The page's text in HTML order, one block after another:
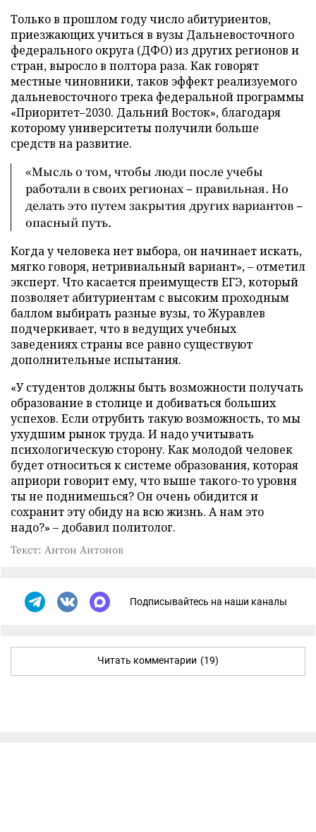
Только в прошлом году число абитуриентов,
приезжающих учиться в вузы Дальневосточного
федерального округа (ДФО) из других регионов и
стран, выросло в полтора раза. Как говорят
местные чиновники, таков эффект реализуемого
дальневосточного трека федеральной программы
«Приоритет–2030. Дальний Восток», благодаря
которому университеты получили больше
средств на развитие.
«Мысль о том, чтобы люди после учебы
работали в своих регионах – правильная. Но
делать это путем закрытия других вариантов –
опасный путь.
Когда у человека нет выбора, он начинает искать,
мягко говоря, нетривиальный вариант», – отметил
эксперт. Что касается преимуществ ЕГЭ, который
позволяет абитуриентам с высоким проходным
баллом выбирать разные вузы, то Журавлев
подчеркивает, что в ведущих учебных
заведениях страны все равно существуют
дополнительные испытания.
«У студентов должны быть возможности получать
образование в столице и добиваться больших
успехов. Если отрубить такую возможность, то мы
ухудшим рынок труда. И надо учитывать
психологическую сторону. Как молодой человек
будет относиться к системе образования, которая
априори говорит ему, что выше такого-то уровня
ты не поднимешься? Он очень обидится и
сохранит эту обиду на всю жизнь. А нам это
надо?» – добавил политолог.
Текст: Антон Антонов
Подписывайтесь на наши каналы
Читать комментарии (19)